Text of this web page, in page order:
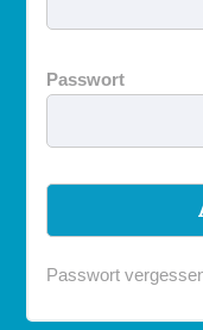
Passwort
Passwort